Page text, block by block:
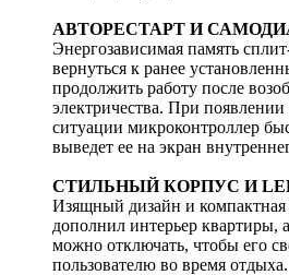
АВТОРЕСТАРТ И
Энергозависимая память
вернуться к ранее
продолжить работу после
электричества. При
ситуации микроконтроллер
выведет ее на экран
СТИЛЬНЫЙ КОРПУС И
Изящный дизайн и компактная
дополнил интерьер квартиры,
можно отключать, чтобы его
пользователю во время отдыха.